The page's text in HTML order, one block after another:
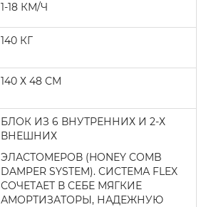
1-18 КМ/Ч
140 КГ
140 Х 48 СМ
БЛОК ИЗ 6 ВНУТРЕННИХ И 2-Х
ВНЕШНИХ
ЭЛАСТОМЕРОВ (HONEY COMB
DAMPER SYSTEM). CИСТЕМА FLEX
СОЧЕТАЕТ В СЕБЕ МЯГКИЕ
АМОРТИЗАТОРЫ, НАДЕЖНУЮ